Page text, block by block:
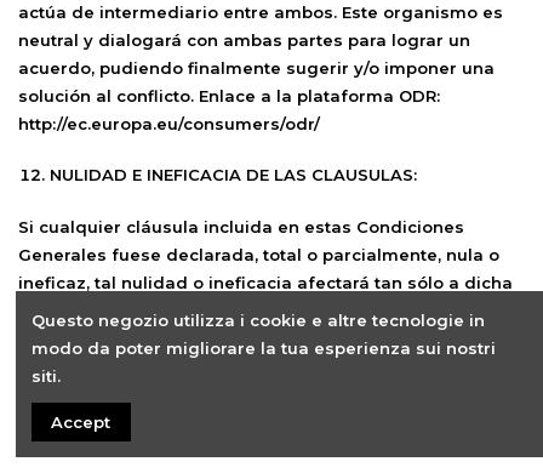
actúa de intermediario entre ambos. Este organismo es
neutral y dialogará con ambas partes para lograr un
acuerdo, pudiendo finalmente sugerir y/o imponer una
solución al conflicto. Enlace a la plataforma ODR:
http://ec.europa.eu/consumers/odr/
NULIDAD E INEFICACIA DE LAS CLAUSULAS:
Si cualquier cláusula incluida en estas Condiciones
Generales fuese declarada, total o parcialmente, nula o
ineficaz, tal nulidad o ineficacia afectará tan sólo a dicha
disposición o a la parte de la misma que resulte nula o
ineficaz, subsistiendo las Condiciones Generales en todo
lo demás, teniéndose tal disposición, o la parte de la
LEY APLICABLE Y JURISDICCIÓN:
Questo negozio utilizza i cookie e altre tecnologie in
modo da poter migliorare la tua esperienza sui nostri
siti.
Accept